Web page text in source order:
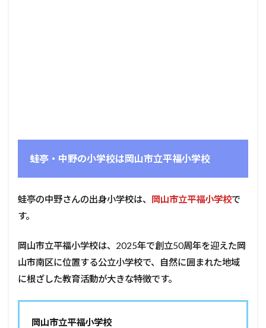
蛙亭・中野の小学校は岡山市立平福小学校
蛙亭の中野さんの出身小学校は、 岡山市立平福小学校で
す。
岡山市立平福小学校は、2025年で創立50周年を迎えた岡
山市南区に位置する公立小学校で、自然に囲まれた地域
に根ざした教育活動が大きな特徴です。
岡山市立平福小学校